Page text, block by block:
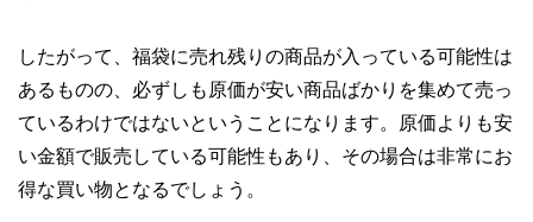
したがって、福袋に売れ残りの商品が入っている可能性は
あるものの、必ずしも原価が安い商品ばかりを集めて売っ
ているわけではないということになります。原価よりも安
い金額で販売している可能性もあり、その場合は非常にお
得な買い物となるでしょう。